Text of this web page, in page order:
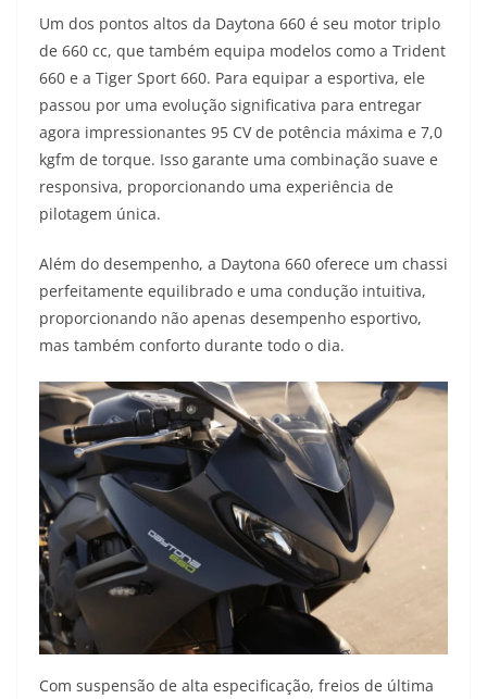
Um dos pontos altos da Daytona 660 é seu motor triplo
de 660 cc, que também equipa modelos como a Trident
660 e a Tiger Sport 660. Para equipar a esportiva, ele
passou por uma evolução significativa para entregar
agora impressionantes 95 CV de potência máxima e 7,0
kgfm de torque. Isso garante uma combinação suave e
responsiva, proporcionando uma experiência de
pilotagem única.
Além do desempenho, a Daytona 660 oferece um chassi
perfeitamente equilibrado e uma condução intuitiva,
proporcionando não apenas desempenho esportivo,
mas também conforto durante todo o dia.
Com suspensão de alta especificação, freios de última